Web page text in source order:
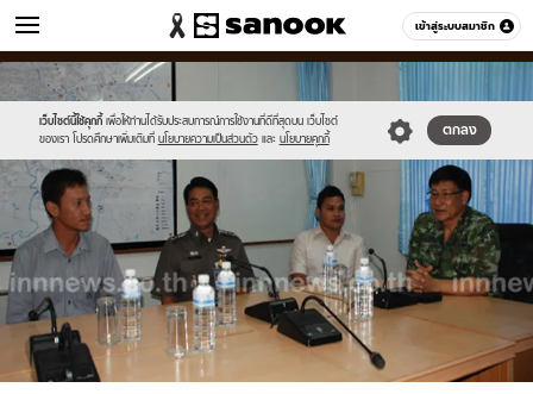
เข้าสู่ระบบสมาชิก
ข่าว หมวดอื่นๆ
เว็บไซต์นี้ใช้คุกกี้ เพื่อให้ท่านได้รับประสบการณ์การใช้งานที่ดีที่สุดบน เว็บไซต์
ของเรา โปรดศึกษาเพิ่มเติมที่ นโยบายความเป็นส่วนตัว และ นโยบายคุกกี้
ตกลง
Sanook
//s.isanook.com/sr/0/images/logo-
new-
sanook.png
600
60
//s.isanook.com/ns/0/ud/235/1178237/444426-
01.jpg